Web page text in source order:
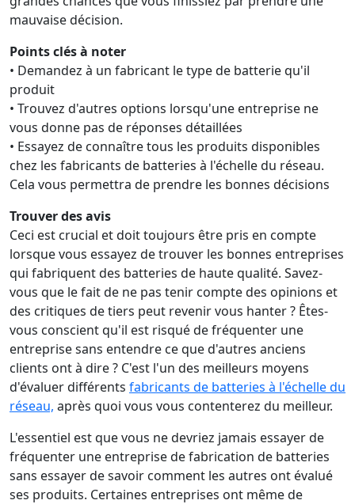
mauvaise décision.
Points clés à noter
• Demandez à un fabricant le type de batterie qu'il
produit
• Trouvez d'autres options lorsqu'une entreprise ne
vous donne pas de réponses détaillées
• Essayez de connaître tous les produits disponibles
chez les fabricants de batteries à l'échelle du réseau.
Cela vous permettra de prendre les bonnes décisions
Trouver des avis
Ceci est crucial et doit toujours être pris en compte
lorsque vous essayez de trouver les bonnes entreprises
qui fabriquent des batteries de haute qualité. Savez-
vous que le fait de ne pas tenir compte des opinions et
des critiques de tiers peut revenir vous hanter ? Êtes-
vous conscient qu'il est risqué de fréquenter une
entreprise sans entendre ce que d'autres anciens
clients ont à dire ? C'est l'un des meilleurs moyens
d'évaluer différents fabricants de batteries à l'échelle du
réseau, après quoi vous vous contenterez du meilleur.
L'essentiel est que vous ne devriez jamais essayer de
fréquenter une entreprise de fabrication de batteries
sans essayer de savoir comment les autres ont évalué
ses produits. Certaines entreprises ont même de